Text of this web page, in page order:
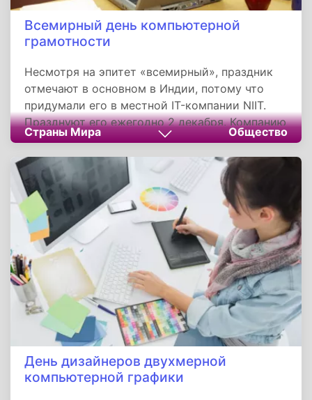
Всемирный день компьютерной
грамотности
Несмотря на эпитет «всемирный», праздник
отмечают в основном в Индии, потому что
придумали его в местной IT-компании NIIT.
Празднуют его ежегодно 2 декабря. Компанию
NIIT - аббревиатура от National Institute of
Information Technology - Национальный
институт информационных технологий,
основали в 1981 двое выпускников
Индийского института технологий в Дели.
Страны Мира Общество
День дизайнеров двухмерной
компьютерной графики